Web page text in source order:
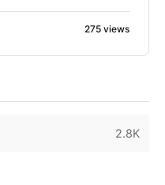
dari proses
Faiz saat […]
275 views
2.8K